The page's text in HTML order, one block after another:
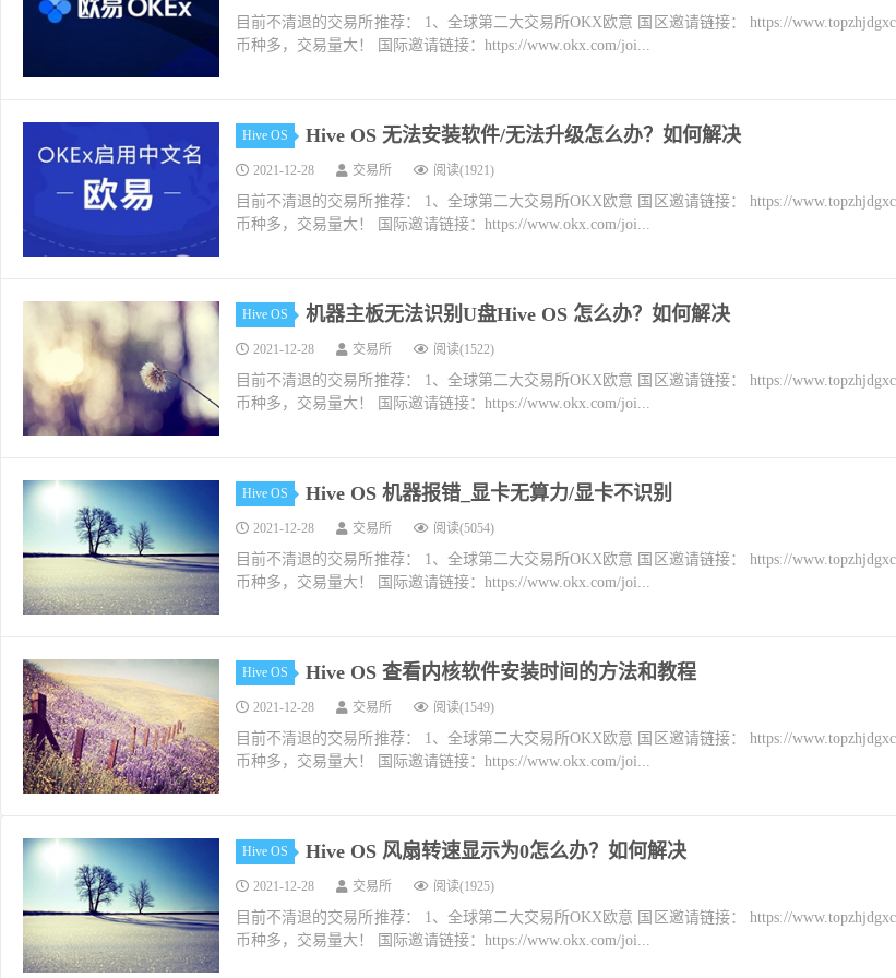
目前不清退的交易所推荐： 1、全球第二大交易所OKX欧意 国区邀请链接： https://
币种多，交易量大！ 国际邀请链接：https://www.okx.com/joi...
Hive OS Hive OS 无法安装软件/无法升级怎么办？如何解决
2021-12-28 交易所 阅读(1921)
目前不清退的交易所推荐： 1、全球第二大交易所OKX欧意 国区邀请链接： https://
币种多，交易量大！ 国际邀请链接：https://www.okx.com/joi...
Hive OS 机器主板无法识别U盘Hive OS 怎么办？如何解决
2021-12-28 交易所 阅读(1522)
目前不清退的交易所推荐： 1、全球第二大交易所OKX欧意 国区邀请链接： https://
币种多，交易量大！ 国际邀请链接：https://www.okx.com/joi...
Hive OS Hive OS 机器报错_显卡无算力/显卡不识别
2021-12-28 交易所 阅读(5054)
目前不清退的交易所推荐： 1、全球第二大交易所OKX欧意 国区邀请链接： https://
币种多，交易量大！ 国际邀请链接：https://www.okx.com/joi...
Hive OS Hive OS 查看内核软件安装时间的方法和教程
2021-12-28 交易所 阅读(1549)
目前不清退的交易所推荐： 1、全球第二大交易所OKX欧意 国区邀请链接： https://
币种多，交易量大！ 国际邀请链接：https://www.okx.com/joi...
Hive OS Hive OS 风扇转速显示为0怎么办？如何解决
2021-12-28 交易所 阅读(1925)
目前不清退的交易所推荐： 1、全球第二大交易所OKX欧意 国区邀请链接： https://
币种多，交易量大！ 国际邀请链接：https://www.okx.com/joi...